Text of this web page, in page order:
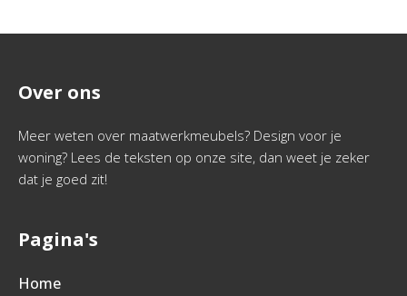
Over ons
Meer weten over maatwerkmeubels? Design voor je
woning? Lees de teksten op onze site, dan weet je zeker
dat je goed zit!
Pagina's
Home